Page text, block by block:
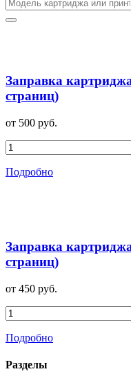
Заправка
страниц)
от 500 руб.
Подробно
Заправка
страниц)
от 450 руб.
Подробно
Разделы